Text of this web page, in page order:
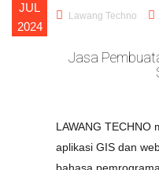
JUL
2024
Lawang Techno
Jasa
LAWANG TECHNO
aplikasi GIS dan